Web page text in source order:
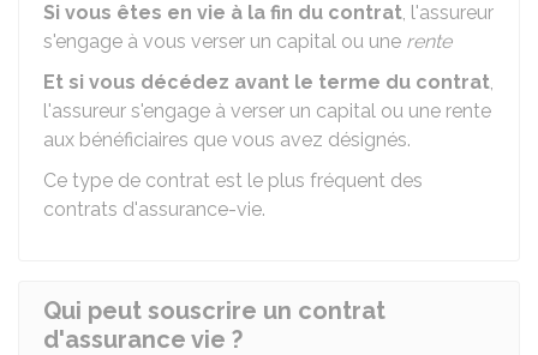
Si vous êtes en vie à la fin du contrat, l'assureur
s'engage à vous verser un capital ou une rente
Et si vous décédez avant le terme du contrat,
l'assureur s'engage à verser un capital ou une rente
aux bénéficiaires que vous avez désignés.
Ce type de contrat est le plus fréquent des
contrats d'assurance-vie.
Qui peut souscrire un contrat
d'assurance vie ?